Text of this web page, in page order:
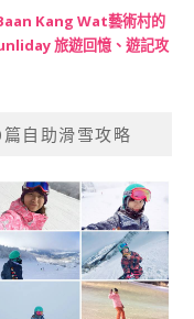
Kang Wat藝術村的
旅遊回憶、遊記攻
自助滑雪攻略